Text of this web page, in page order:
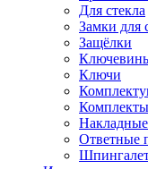
Для стекла
Замки для
Защёлки
Ключи
Ответные